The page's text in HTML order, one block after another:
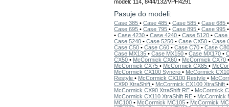
modeli: 114, 8/44/132/VPH4291
Pasuje do modeli:
Case 385 • Case 485 • Case 585 • Case 685
Case 695 • Case 795 • Case 895 • Case 995
• Case 4230 • Case 4240 • Case 5120 •
Case 5240 • Case 5250 • Case CX50 • Case
Case C50 • Case C60 • Case C70 • Case
Case MX135 • Case MX150 • Case MX170 •
CX50 • McCormick CX60 • McCormick CX70
McCormick CX75 • McCormick CX85 •
McCormick CX100 Syncro • McCormick
Restyle • McCormick CX100 Restyle •
CX90 XtraShift • McCormick CX100 XtraShift
McCormick CX90 XtraShift RE • McCormick
McCormick CX110 XtraShift RE • McCormick
MC100 • McCormick MC105 • McCormick